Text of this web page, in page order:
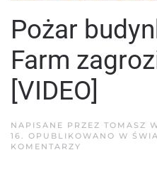
Pożar
Farm
[VIDEO]
NAPISANE PRZEZ TOMASZ
16
. OPUBLIKOWANO W
KOMENTARZY